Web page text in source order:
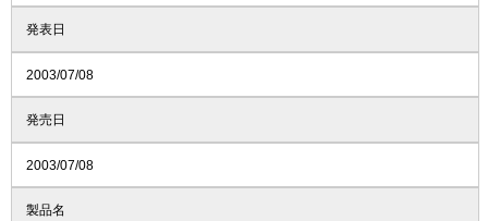
発表日
2003/07/08
発売日
2003/07/08
製品名